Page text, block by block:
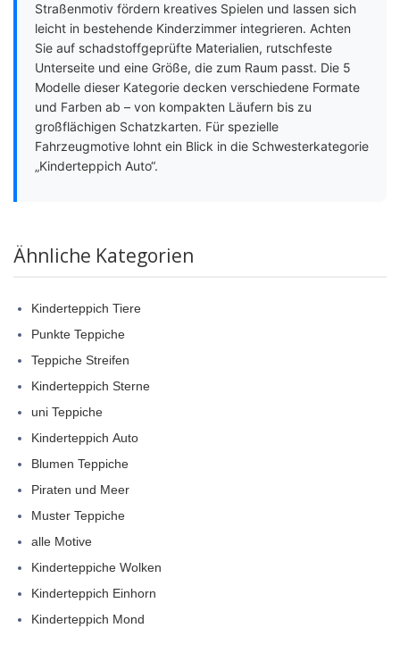
Straßenmotiv fördern kreatives Spielen und lassen sich
leicht in bestehende Kinderzimmer integrieren. Achten
Sie auf schadstoffgeprüfte Materialien, rutschfeste
Unterseite und eine Größe, die zum Raum passt. Die 5
Modelle dieser Kategorie decken verschiedene Formate
und Farben ab – von kompakten Läufern bis zu
großflächigen Schatzkarten. Für spezielle
Fahrzeugmotive lohnt ein Blick in die Schwesterkategorie
„Kinderteppich Auto“.
Ähnliche Kategorien
Kinderteppich Tiere
Punkte Teppiche
Teppiche Streifen
Kinderteppich Sterne
uni Teppiche
Kinderteppich Auto
Blumen Teppiche
Piraten und Meer
Muster Teppiche
alle Motive
Kinderteppiche Wolken
Kinderteppich Einhorn
Kinderteppich Mond